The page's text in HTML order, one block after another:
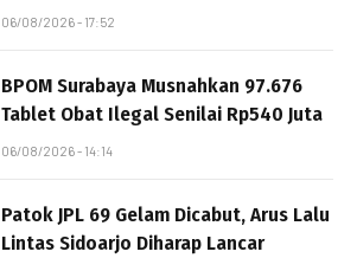
06/08/2026 - 17:52
BPOM Surabaya Musnahkan 97.676
Tablet Obat Ilegal Senilai Rp540 Juta
06/08/2026 - 14:14
Patok JPL 69 Gelam Dicabut, Arus Lalu
Lintas Sidoarjo Diharap Lancar